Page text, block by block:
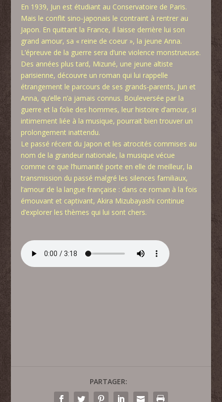
En 1939, Jun est étudiant au Conservatoire de Paris.
Mais le conflit sino-japonais le contraint à rentrer au
Japon. En quittant la France, il laisse derrière lui son
grand amour, sa « reine de coeur », la jeune Anna.
L’épreuve de la guerre sera d’une violence monstrueuse.
Des années plus tard, Mizuné, une jeune altiste
parisienne, découvre un roman qui lui rappelle
étrangement le parcours de ses grands-parents, Jun et
Anna, qu’elle n’a jamais connus. Bouleversée par la
guerre et la folie des hommes, leur histoire d’amour, si
intimement liée à la musique, pourrait bien trouver un
prolongement inattendu.
Le passé récent du Japon et les atrocités commises au
nom de la grandeur nationale, la musique vécue
comme ce que l’humanité porte en elle de meilleur, la
transmission du passé malgré les silences familiaux,
l’amour de la langue française : dans ce roman à la fois
émouvant et captivant, Akira Mizubayashi continue
d’explorer les thèmes qui lui sont chers.
PARTAGER: